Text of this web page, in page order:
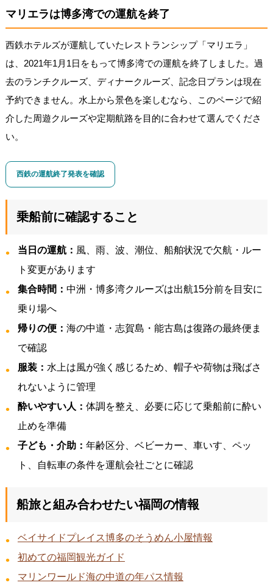
マリエラは博多湾での運航を終了
西鉄ホテルズが運航していたレストランシップ「マリエラ」
は、2021年1月1日をもって博多湾での運航を終了しました。過
去のランチクルーズ、ディナークルーズ、記念日プランは現在
予約できません。水上から景色を楽しむなら、このページで紹
介した周遊クルーズや定期航路を目的に合わせて選んでくださ
い。
西鉄の運航終了発表を確認
乗船前に確認すること
当日の運航： 風、雨、波、潮位、船舶状況で欠航・ルー
ト変更があります
集合時間： 中洲・博多湾クルーズは出航15分前を目安に
乗り場へ
帰りの便： 海の中道・志賀島・能古島は復路の最終便ま
で確認
服装： 水上は風が強く感じるため、帽子や荷物は飛ばさ
れないように管理
酔いやすい人： 体調を整え、必要に応じて乗船前に酔い
止めを準備
子ども・介助： 年齢区分、ベビーカー、車いす、ペッ
ト、自転車の条件を運航会社ごとに確認
船旅と組み合わせたい福岡の情報
ベイサイドプレイス博多のそうめん小屋情報
初めての福岡観光ガイド
マリンワールド海の中道の年パス情報